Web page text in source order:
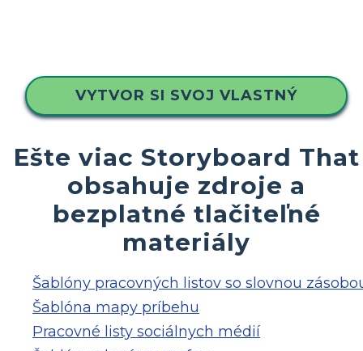
VYTVOR SI SVOJ VLASTNÝ
Ešte viac Storyboard That
obsahuje zdroje a
bezplatné tlačiteľné
materiály
Šablóny pracovných listov so slovnou
Šablóna mapy príbehu
Pracovné listy sociálnych médií